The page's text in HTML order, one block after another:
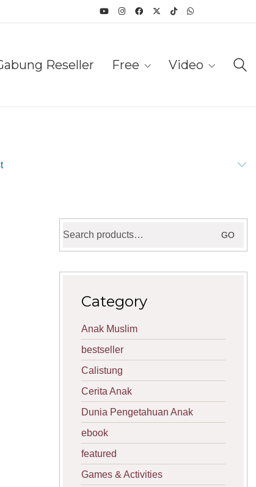
Reseller Free Video
for:
GO
Category
Anak Muslim
bestseller
Calistung
Cerita Anak
Dunia Pengetahuan Anak
ebook
featured
Games & Activities